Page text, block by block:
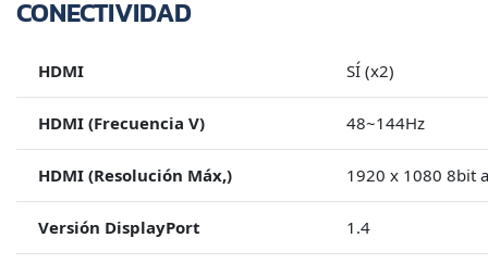
CONECTIVIDAD
HDMI SÍ (x2)
HDMI (Frecuencia V) 48~144Hz
HDMI (Resolución Máx,) 1920 x 1080 8bit
Versión DisplayPort 1.4